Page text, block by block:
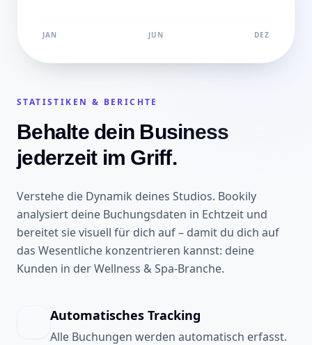
JAN JUN DEZ
STATISTIKEN & BERICHTE
Behalte dein Business
jederzeit im Griff.
Verstehe die Dynamik deines Studios. Bookily
analysiert deine Buchungsdaten in Echtzeit und
bereitet sie visuell für dich auf – damit du dich auf
das Wesentliche konzentrieren kannst: deine
Kunden in der Wellness & Spa-Branche.
Automatisches Tracking
Alle Buchungen werden automatisch erfasst.